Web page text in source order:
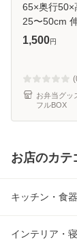
65×奥行50×
25〜50cm 伸
高さが2倍収
袋 持ち手付
グル ダ
1,500円
お弁当グッ
フルBOX
お店のカテ
キッチン・食
インテリア・